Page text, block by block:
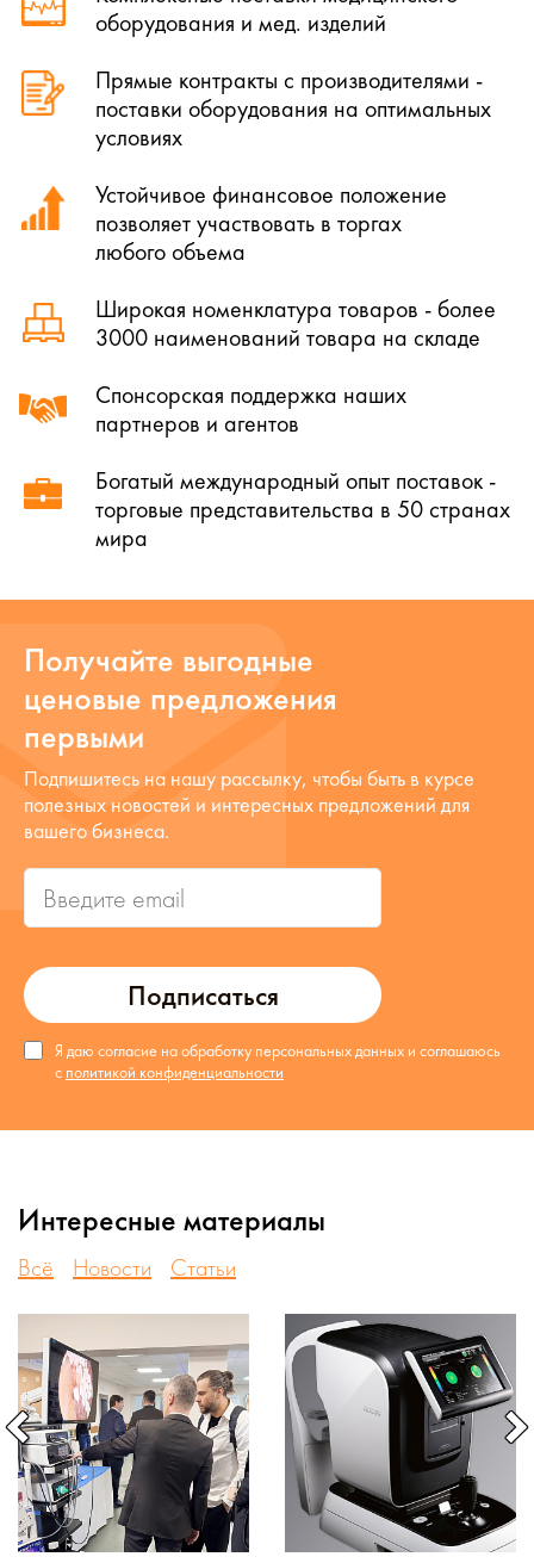
оборудования и мед. изделий
Прямые контракты с производителями -
поставки оборудования на оптимальных
условиях
Устойчивое финансовое положение
позволяет участвовать в торгах
любого объема
Широкая номенклатура товаров - более
3000 наименований товара на складе
Спонсорская поддержка наших
партнеров и агентов
Богатый международный опыт поставок -
торговые представительства в 50 странах
мира
Получайте выгодные
ценовые предложения
первыми
Подписаться
Я даю согласие на обработку персональных данных и соглашаюсь
с политикой конфиденциальности
Подпишитесь на нашу рассылку, чтобы быть в курсе
полезных новостей и интересных предложений для
вашего бизнеса.
Интересные материалы
Всё Новости Статьи